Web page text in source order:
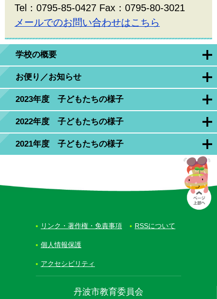
学校の概要
お便り／お知らせ
2023年度 子どもたちの様子
2022年度 子どもたちの様子
2021年度 子どもたちの様子
Tel：0795-85-0427 Fax：0795-80-3021
メールでのお問い合わせはこちら
丹波市教育委員会
リンク・著作権・免責事項 RSSについて
個人情報保護
アクセシビリティ